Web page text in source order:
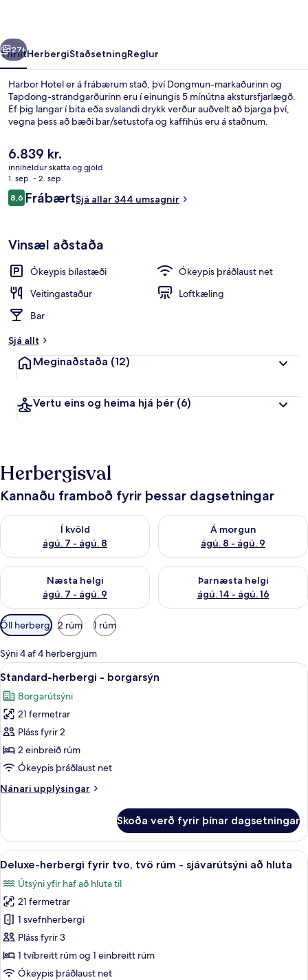
Deluxe-herbergi með tvíbreiðu rúmi
Næsta
27+
YfirlitHerbergiStaðsetningReglur
Harbor Hotel er á frábærum stað, því Dongmun-markaðurinn og
Tapdong-strandgarðurinn eru í einungis 5 mínútna akstursfjarlægð.
Ef þig langar í bita eða svalandi drykk verður auðvelt að bjarga því,
vegna þess að bæði bar/setustofa og kaffihús eru á staðnum.
Núverandi
verð
er
6.839 kr.
6.839 kr.
inniheldur skatta og gjöld
1. sep. - 2. sep.
Umsagnir
8,68,6 af 10
FrábærtSjá allar 344 umsagnir
Vinsæl aðstaða
Ókeypis bílastæði
Ókeypis þráðlaust net
Veitingastaður
Loftkæling
Bar
Sjá allt
Meginaðstaða (12)
Vertu eins og heima hjá þér (6)
Herbergisval
Kannaðu framboð fyrir þessar dagsetningar
Í kvöld
ágú. 7 - ágú. 8
Athuga framboð í kvöld ágú. 7 - ágú. 8
Á morgun
ágú. 8 - ágú. 9
Athuga framboð á morgun
Næsta helgi
ágú. 7 - ágú. 9
Athuga framboð næstu helgi ágú. 7 - ágú. 9
Þarnæsta helgi
ágú. 14 - ágú. 16
Athuga framboð þarnæstu
Síur
í
boði
fyrir
herbergi
Öll herbergi 2 rúm 1 rúm
Sýni 4 af 4 herbergjum
Skoða
allar
myndir
fyrir
Standard-
herbergi
-
Standard-herbergi - borgarsýn |
5
Standard-herbergi - borgarsýn
Borgarútsýni
21 fermetrar
Pláss fyrir 2
2 einbreið rúm
Ókeypis þráðlaust net
Nánari upplýsingar
Nánari
herbergi
borgarsýn
Skoða verð fyrir þínar dagsetningar
Skoða
allar
myndir
fyrir
Deluxe-
herbergi
fyrir
tvo,
Deluxe-herbergi fyrir tvo, tvö rúm -
6
Deluxe-herbergi fyrir tvo, tvö rúm - sjávarútsýni að hluta
Útsýni yfir haf að hluta til
21 fermetrar
1 svefnherbergi
Pláss fyrir 3
1 tvíbreitt rúm og 1 einbreitt rúm
Ókeypis þráðlaust net